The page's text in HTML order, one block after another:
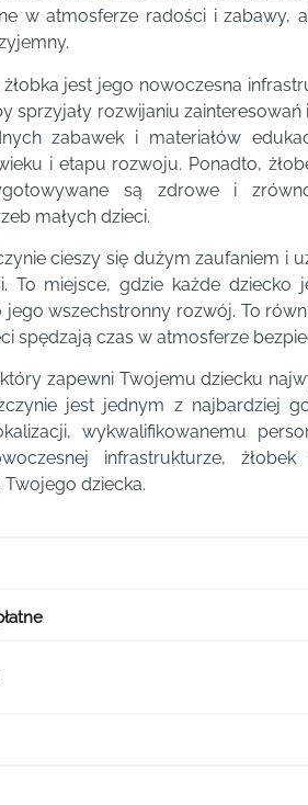
w atmosferze radości i zabawy,
jest jego nowoczesna
sprzyjały rozwijaniu
zabawek i materiałów
i etapu rozwoju. Ponadto,
są zdrowe i
małych dzieci.
cieszy się dużym zaufaniem i
To miejsce, gdzie każde dziecko
jego wszechstronny rozwój. To
spędzają czas w atmosferze
zapewni Twojemu dziecku
jest jednym z najbardziej
wykwalifikowanemu
infrastrukturze,
dziecka.